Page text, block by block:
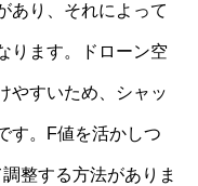
あり、それによって
ります。ドローン空
やすいため、シャッ
す。F値を活かしつ
整する方法がありま